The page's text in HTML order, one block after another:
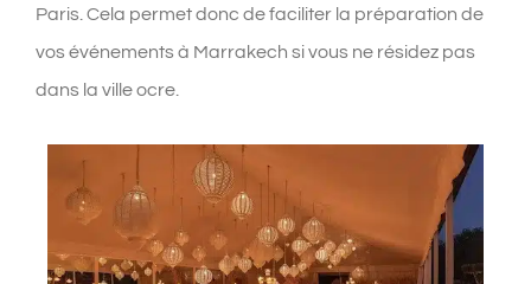
Paris. Cela permet donc de faciliter la préparation de
vos événements à Marrakech si vous ne résidez pas
dans la ville ocre.